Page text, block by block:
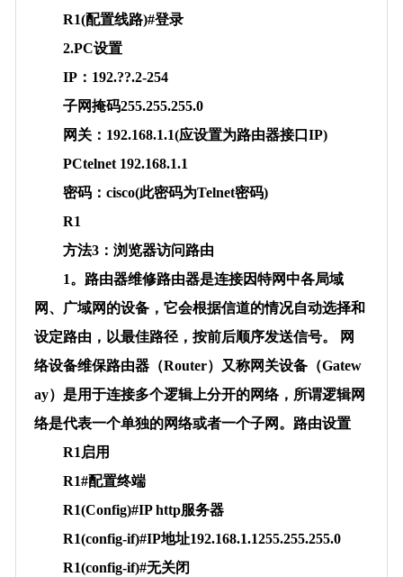
R1(配置线路)#登录
2.PC设置
IP：192.??.2-254
子网掩码255.255.255.0
网关：192.168.1.1(应设置为路由器接口IP)
PCtelnet 192.168.1.1
密码：cisco(此密码为Telnet密码)
R1
方法3：浏览器访问路由
1。 路由器维修路由器是连接因特网中各局域
网、广域网的设备，它会根据信道的情况自动选择和
设定路由，以最佳路径，按前后顺序发送信号。 网
络设备维保路由器（Router）又称网关设备（Gatew
ay）是用于连接多个逻辑上分开的网络，所谓逻辑网
络是代表一个单独的网络或者一个子网。路由设置
R1启用
R1#配置终端
R1(Config)#IP http服务器
R1(config-if)#IP地址192.168.1.1255.255.255.0
R1(config-if)#无关闭